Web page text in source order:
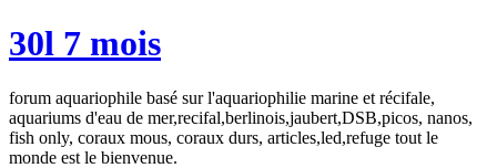
30l 7 mois
forum aquariophile basé sur l'aquariophilie marine et récifale,
aquariums d'eau de mer,recifal,berlinois,jaubert,DSB,picos, nanos,
fish only, coraux mous, coraux durs, articles,led,refuge tout le
monde est le bienvenue.